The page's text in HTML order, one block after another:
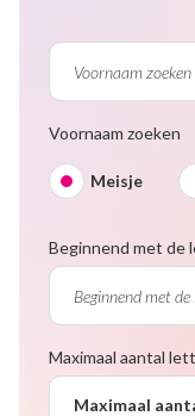
Voornaam zoeken
Meisje
Beginnend met de
Maximaal aantal
Maximaal